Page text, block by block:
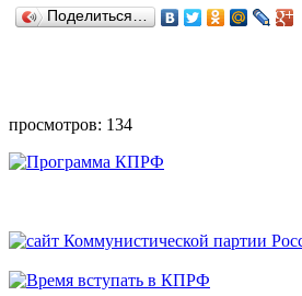
Поделиться…
просмотров: 134